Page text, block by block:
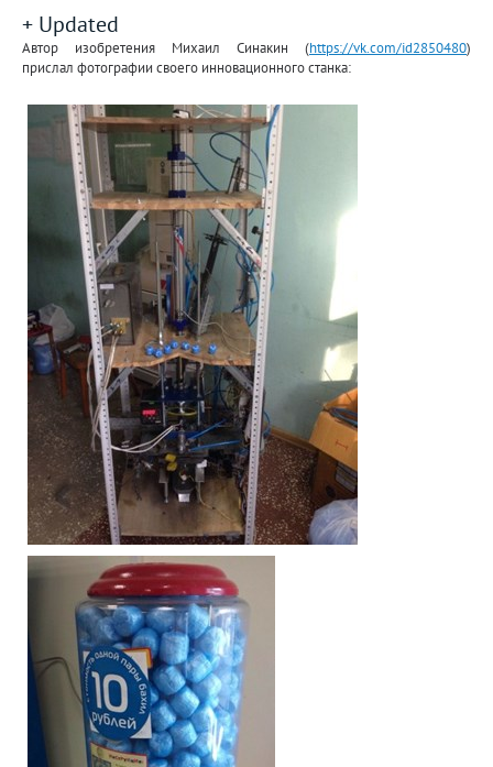
+ Updated
Автор изобретения Михаил Синакин (https://vk.com/id2850480)
прислал фотографии своего инновационного станка: